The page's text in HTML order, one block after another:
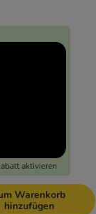
aktivieren
Warenkorb
hinzufügen